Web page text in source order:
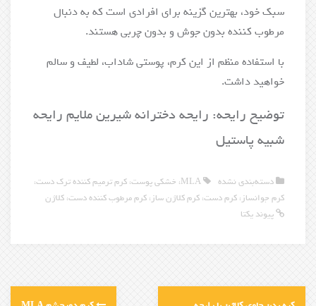
سبک خود، بهترین گزینه برای افرادی است که به دنبال
مرطوب کننده بدون جوش و بدون چربی هستند.
با استفاده منظم از این کرم، پوستی شاداب، لطیف و سالم
خواهید داشت.
توضیح رایحه: رایحه دخترانه شیرین ملایم رایحه
شبیه پاستیل
دسته‌بندی نشده MLA، خشکی پوست، کرم ترمیم کننده ترک دست،
کرم جوانساز، کرم دست، کرم کلاژن ساز، کرم مرطوب کننده دست، کلاژن
پیوند یکتا